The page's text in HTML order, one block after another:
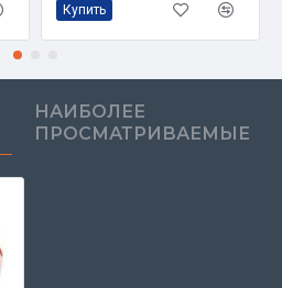
Купить
НАИБОЛЕЕ
ПРОСМАТРИВАЕМЫЕ